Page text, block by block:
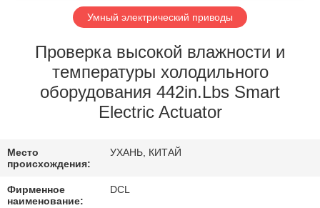
НАС
ПУТЕШЕСТВИЕ
ПРОВЕРКА
КАЧЕСТВА
Умный электрический приводы
Проверка высокой влажности и
температуры холодильного
оборудования 442in.Lbs Smart
Electric Actuator
Место
происхождения:
УХАНЬ, КИТАЙ
Фирменное
наименование:
DCL